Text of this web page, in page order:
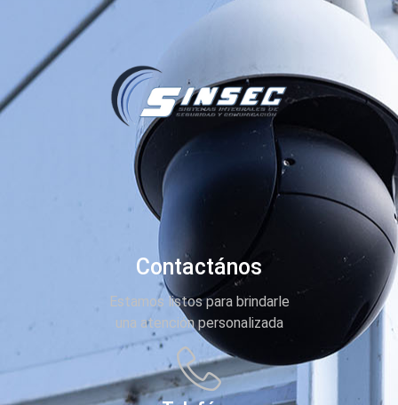
Contactános
Estamos listos para brindarle
una atención personalizada